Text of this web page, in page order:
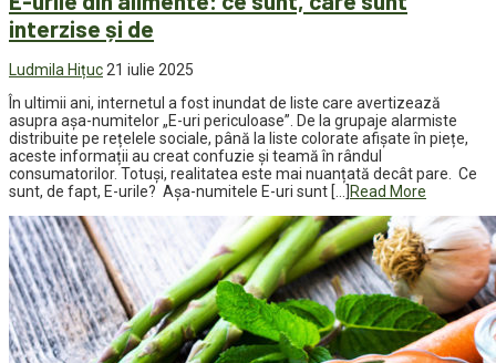
interzise și de
Ludmila Hițuc21 iulie 2025
În ultimii ani, internetul a fost inundat de liste care avertizează
asupra așa-numitelor „E-uri periculoase”. De la grupaje alarmiste
distribuite pe rețelele sociale, până la liste colorate afișate în piețe,
aceste informații au creat confuzie și teamă în rândul
consumatorilor. Totuși, realitatea este mai nuanțată decât pare. Ce
sunt, de fapt, E-urile? Așa-numitele E-uri sunt […] Read More